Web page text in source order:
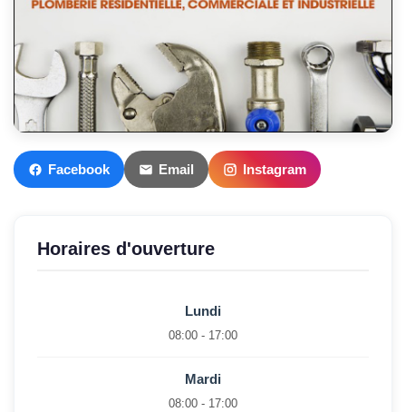
Facebook Email Instagram
Horaires d'ouverture
Lundi
08:00 - 17:00
Mardi
08:00 - 17:00